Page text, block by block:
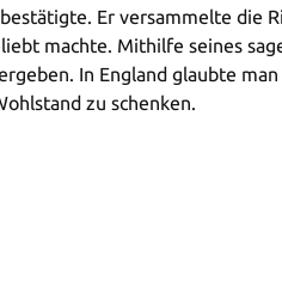
Er versammelte
machte. Mithilfe seines
In England glaubte
zu schenken.